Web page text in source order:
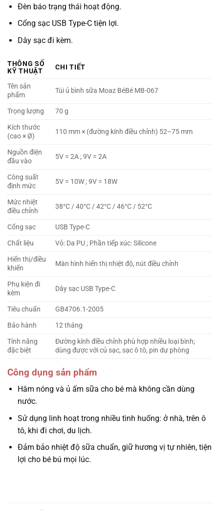
Đèn báo trạng thái hoạt động.
Cổng sạc USB Type-C tiện lợi.
Dây sạc đi kèm.
THÔNG SỐ
KỸ THUẬT
CHI TIẾT
Tên sản
phẩm
Túi ủ bình sữa Moaz BéBé MB-067
Trọng lượng
70 g
Kích thước
(cao × Ø)
110 mm × (đường kính điều chỉnh) 52–75 mm
Nguồn điện
đầu vào
5V = 2A ; 9V = 2A
Công suất
định mức
5V = 10W ; 9V = 18W
Mức nhiệt
điều chỉnh
38°C / 40°C / 42°C / 46°C / 52°C
Cổng sạc
USB Type-C
Chất liệu
Vỏ: Da PU ; Phần tiếp xúc: Silicone
Hiển thị/điều
khiển
Màn hình hiển thị nhiệt độ, nút điều chỉnh
Phụ kiện đi
kèm
Dây sạc USB Type-C
Tiêu chuẩn
GB4706.1-2005
Bảo hành
12 tháng
Tính năng
đặc biệt
Đường kính điều chỉnh phù hợp nhiều loại bình;
dùng được với củ sạc, sạc ô tô, pin dự phòng
Công dụng sản phẩm
Hâm nóng và ủ ấm sữa cho bé mà không cần dùng
nước.
Sử dụng linh hoạt trong nhiều tình huống: ở nhà, trên ô
tô, khi đi chơi, du lịch.
Đảm bảo nhiệt độ sữa chuẩn, giữ hương vị tự nhiên, tiện
lợi cho bé bú mọi lúc.